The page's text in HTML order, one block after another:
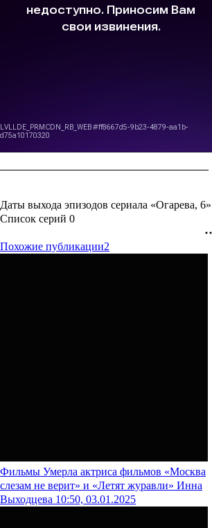
Даты выхода эпизодов сериала «Огарева, 6»
Список серий 0
Похожие публикации2
Фильмы Умерла актриса фильмов «Москва
слезам не верит» и «Летят журавли» Инна
Выходцева 10:50, 03.01.2025